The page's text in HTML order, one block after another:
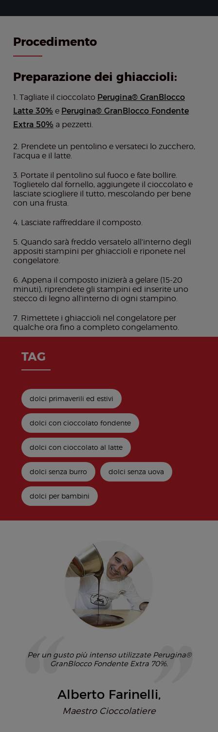
Procedimento
Preparazione dei ghiaccioli:
Tagliate il cioccolato Perugina® GranBlocco
Latte 30% e Perugina® GranBlocco Fondente
Extra 50% a pezzetti.
Prendete un pentolino e versateci lo zucchero,
l’acqua e il latte.
Portate il pentolino sul fuoco e fate bollire.
Toglietelo dal fornello, aggiungete il cioccolato e
lasciate sciogliere il tutto, mescolando per bene
con una frusta.
Lasciate raffreddare il composto.
Quando sarà freddo versatelo all’interno degli
appositi stampini per ghiaccioli e riponete nel
congelatore.
Appena il composto inizierà a gelare (15-20
minuti), riprendete gli stampini ed inserite uno
stecco di legno all’interno di ogni stampino.
Rimettete i ghiaccioli nel congelatore per
qualche ora fino a completo congelamento.
TAG
dolci primaverili ed estivi
dolci con cioccolato fondente
dolci con cioccolato al latte
dolci senza burro dolci senza uova
dolci per bambini
Per un gusto più intenso utilizzate Perugina®
GranBlocco Fondente Extra 70%.
Alberto Farinelli
Maestro Cioccolatiere